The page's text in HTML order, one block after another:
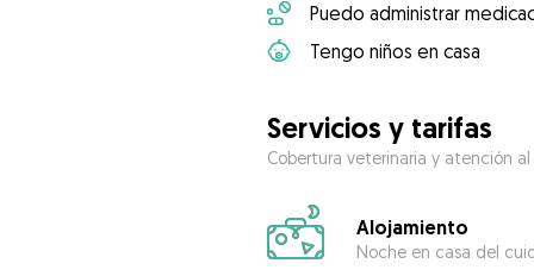
Puedo administrar
Tengo niños en casa
Servicios y tarifas
Cobertura veterinaria y atención
Alojamiento
Noche en casa del